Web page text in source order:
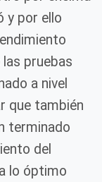
y por ello
pruebas
a nivel
que también
terminado
del
lo óptimo